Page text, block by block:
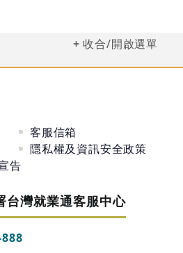
收合/開啟選單
客服信箱
隱私權及資訊安全政策
告
台灣就業通客服中心